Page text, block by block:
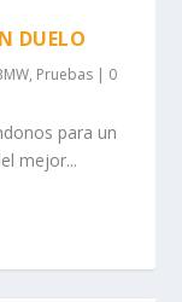
DUELO
, Pruebas | 0
para un
mejor...